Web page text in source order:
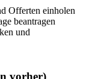
Offerten einholen
beantragen
und